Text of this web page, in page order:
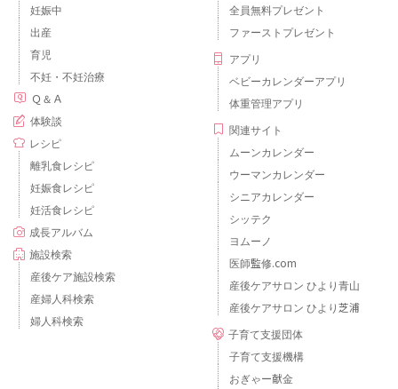
妊娠中
出産
育児
不妊・不妊治療
Ｑ＆Ａ
体験談
レシピ
離乳食レシピ
妊娠食レシピ
妊活食レシピ
成長アルバム
施設検索
産後ケア施設検索
産婦人科検索
婦人科検索
全員無料プレゼント
ファーストプレゼント
アプリ
ベビーカレンダーアプリ
体重管理アプリ
関連サイト
ムーンカレンダー
ウーマンカレンダー
シニアカレンダー
シッテク
ヨムーノ
医師監修.com
産後ケアサロン ひより青山
産後ケアサロン ひより芝浦
子育て支援団体
子育て支援機構
おぎゃー献金